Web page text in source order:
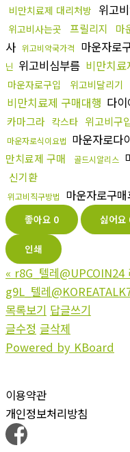
비만치료제 대리처방 위고
위고비사는곳 프릴리지 마
사 위고비약국가격 마운자로
닌 위고비심부름 비만치료
마운자로구입 위고비달리기
비만치료제 구매대행 다
카마그라 칵스타 위고비구
마운자로식이요법 마운자로다
만치료제 구매
골드시알리스
신기환
위고비직구방법 마운자로구매
좋아요 0 싫어요
인쇄
« r8G_텔레@UPCOIN24
g9L_텔레
목록보기 답글쓰기
글수정 글삭제
Powered by KBoard
이용약관
개인정보처리방침